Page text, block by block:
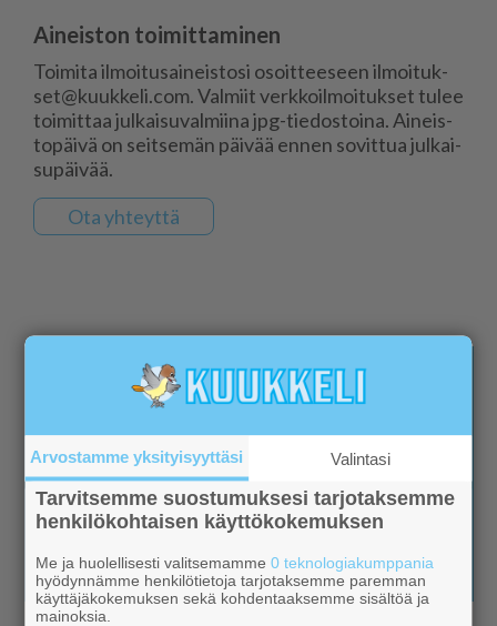
Aineiston toimittaminen
Toi­mi­ta il­moi­tu­sai­neis­to­si osoit­tee­seen il­moi­tuk­
set@kuuk­ke­li.com. Val­miit verk­koil­moi­tuk­set tu­lee
toi­mit­taa jul­kai­su­val­mii­na jpg-tie­dos­toi­na. Ai­neis­
to­päi­vä on seit­se­män päi­vää en­nen so­vit­tua jul­kai­
su­päi­vää.
Ota yh­teyt­tä
Arvostamme yksityisyyttäsi Valintasi
Tarvitsemme suostumuksesi tarjotaksemme
henkilökohtaisen käyttökokemuksen
Me ja huolellisesti valitsemamme0 teknologiakumppania
hyödynnämme henkilötietoja tarjotaksemme paremman
käyttäjäkokemuksen sekä kohdentaaksemme sisältöä ja
mainoksia.